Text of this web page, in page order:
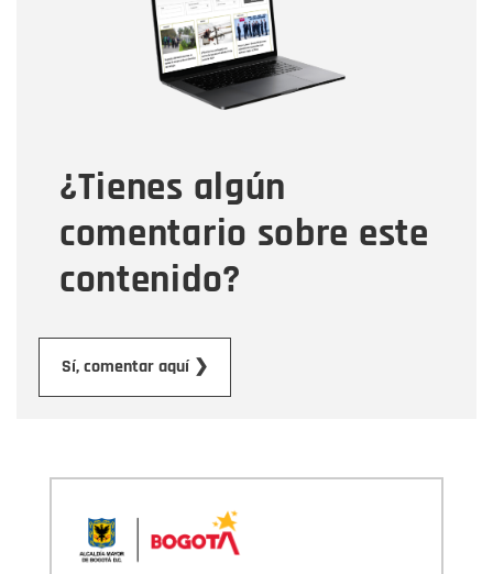
¿Tienes algún
comentario sobre este
contenido?
Sí, comentar aquí ❯
Correo electrónico
Tipo de comentario
Mensaje